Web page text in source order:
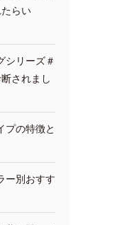
らい
シリーズ＃
されまし
プの特徴と
ー別おすす